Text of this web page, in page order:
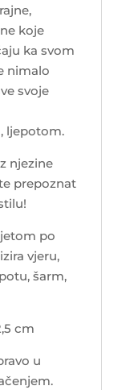
koje
ka svom
nimalo
svoje
ljepotom.
njezine
prepoznat
po
vjeru,
šarm,
cm
u